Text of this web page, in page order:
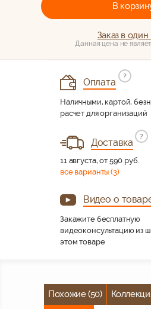
В
Заказ в один
Данная цена не
Оплата
?
Наличными, картой,
расчет для организаций
Доставка
?
11 августа, от 590 руб.
все варианты (3)
Видео о
Закажите бесплатную
видеоконсультацию из
этом товаре
Похожие (50)